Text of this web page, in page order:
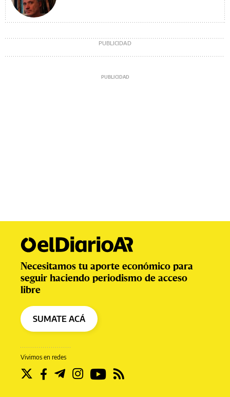
Vivimos en redes
Necesitamos tu aporte económico para
seguir haciendo periodismo de acceso
libre
SUMATE ACÁ